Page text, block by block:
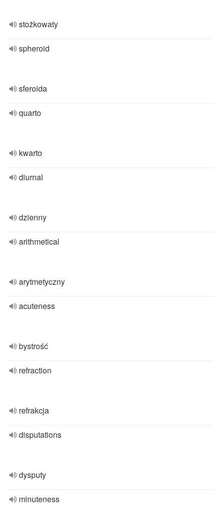
stożkowaty
spheroid
sferoida
quarto
kwarto
diurnal
dzienny
arithmetical
arytmetyczny
acuteness
bystrość
refraction
refrakcja
disputations
dysputy
minuteness